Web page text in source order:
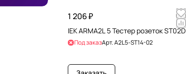
1 206 ₽
IEK ARMA2L 5 Тестер розеток ST02D
Под заказАрт.A2L5-ST14-02